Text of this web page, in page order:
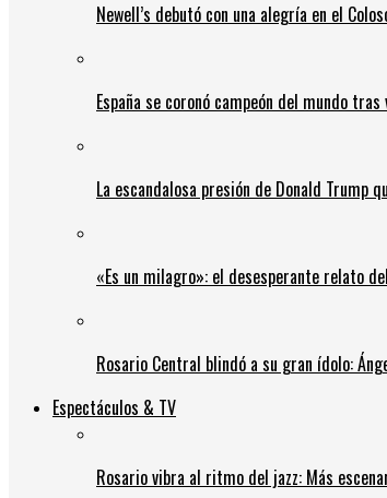
Newell’s debutó con una alegría en el
España se coronó campeón del mundo
La escandalosa presión de Donald Trump
«Es un milagro»: el desesperante relato
Rosario Central blindó a su gran ídolo:
Espectáculos & TV
Rosario vibra al ritmo del jazz: Más